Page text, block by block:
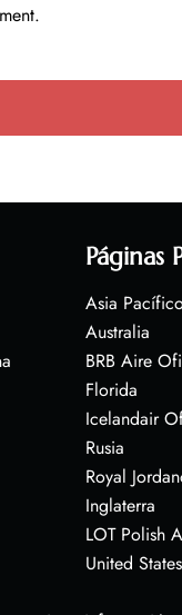
Páginas
Asia
Australia
BRB Aire
Florida
Icelandair
Rusia
Royal
Inglaterra
LOT Polish
United States